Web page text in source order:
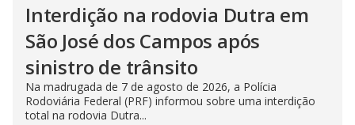
Interdição na rodovia Dutra em
São José dos Campos após
sinistro de trânsito
Na madrugada de 7 de agosto de 2026, a Polícia
Rodoviária Federal (PRF) informou sobre uma interdição
total na rodovia Dutra...